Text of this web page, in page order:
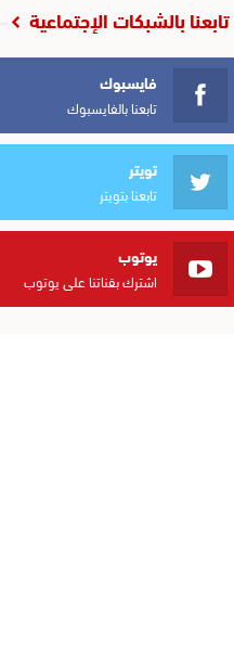
تابعنا بالشبكات الإجتماعية
فايسبوك
تابعنا بالفايسبوك
تويتر
تابعنا بتويتر
يوتوب
اشترك بقناتنا على يوتوب